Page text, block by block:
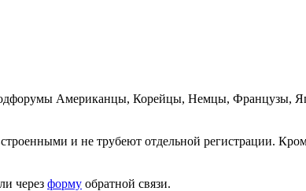
Американцы, Корейцы, Немцы, Французы,
и не трубеют отдельной регистрации.
через форму обратной связи.